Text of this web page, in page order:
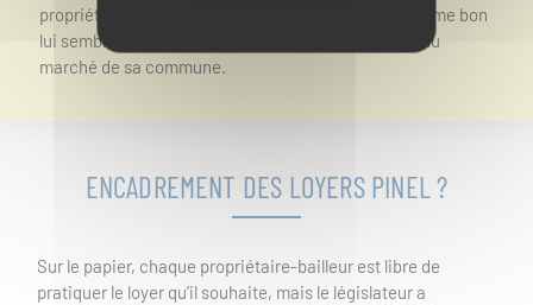
propriétaire ne pourra pas augmenter son loyer comme bon
lui semble : la majoration est contrôlée par les prix du
marché de sa commune.
ENCADREMENT DES LOYERS PINEL ?
Sur le papier, chaque propriétaire-bailleur est libre de
pratiquer le loyer qu’il souhaite, mais le législateur a